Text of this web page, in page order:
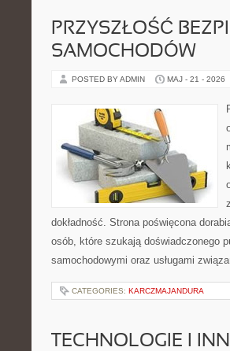
PRZYSZŁOŚĆ
SAMOCHODÓW
POSTED BY ADMIN MAJ - 21 - 2026
dokładność. Strona poświęcona
osób, które szukają doświadczonego
samochodowymi oraz usługami
CATEGORIES: KARCZMAJANDURA
TECHNOLOGIE I